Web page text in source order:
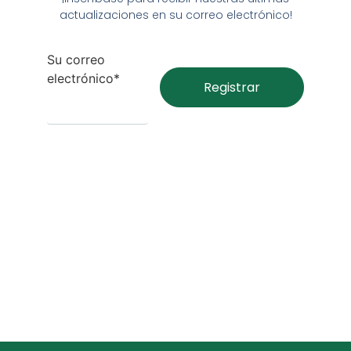
actualizaciones en su correo electrónico!
Su correo
electrónico*